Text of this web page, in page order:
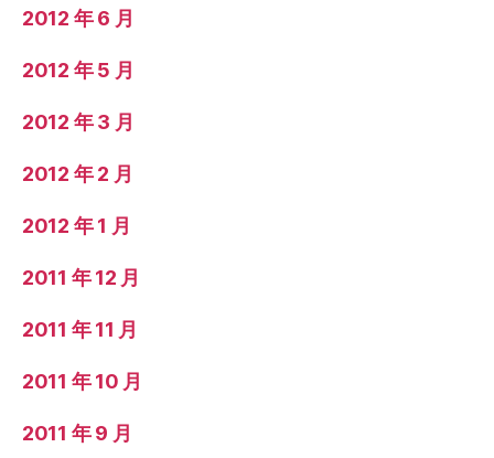
2012 年 6 月
2012 年 5 月
2012 年 3 月
2012 年 2 月
2012 年 1 月
2011 年 12 月
2011 年 11 月
2011 年 10 月
2011 年 9 月